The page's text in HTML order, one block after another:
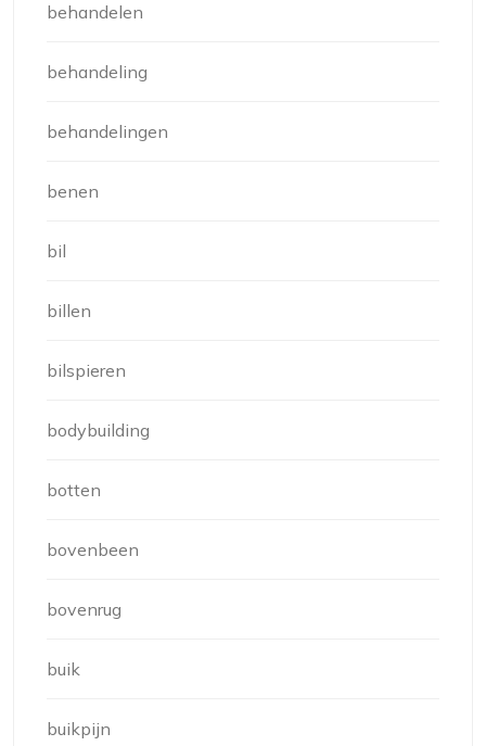
behandelen
behandeling
behandelingen
benen
bil
billen
bilspieren
bodybuilding
botten
bovenbeen
bovenrug
buik
buikpijn